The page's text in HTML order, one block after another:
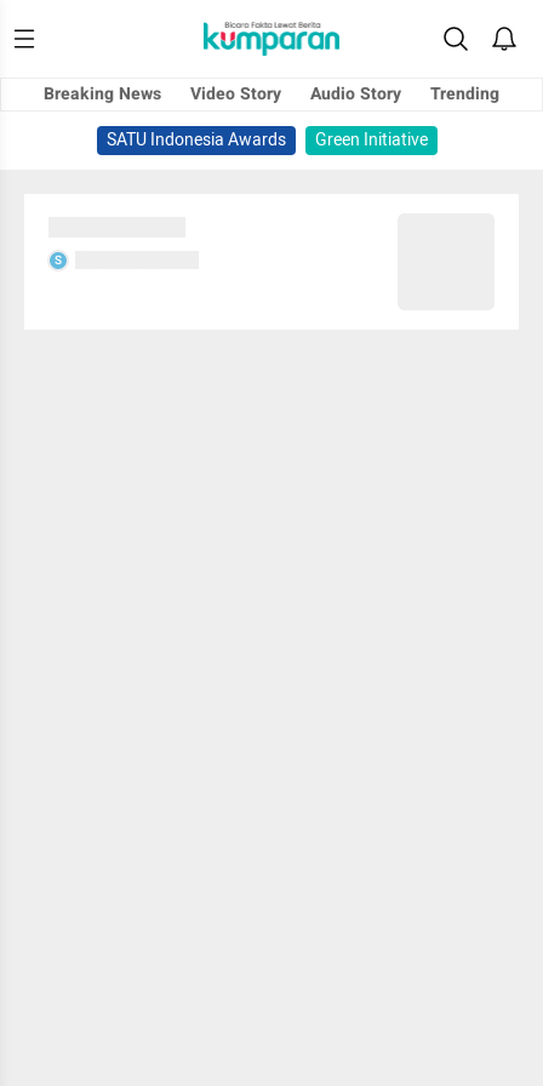
Breaking News Video Story Audio Story
Trending
SATU Indonesia Awards
Green Initiative
S